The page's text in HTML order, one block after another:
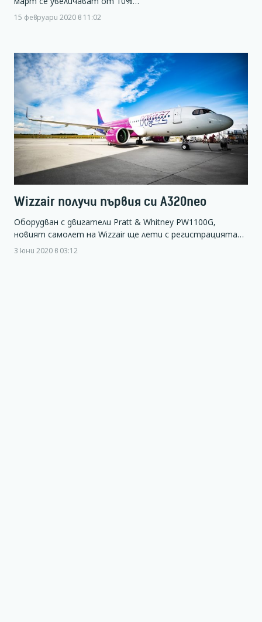
15 февруари 2020 в 11:02
Wizzair получи първия си A320neo
Оборудван с двигатели Pratt & Whitney PW1100G,
новият самолет на Wizzair ще лети с регистрацията…
3 юни 2020 в 03:12